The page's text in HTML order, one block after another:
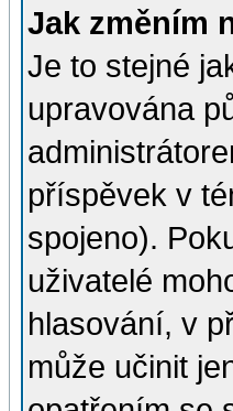
Jak změním
Je to stejné
upravována
příspěvek v
spojeno).
uživatelé
hlasování, v
může učinit